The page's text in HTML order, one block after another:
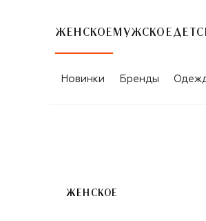
ЖЕНСКОЕ МУЖСКОЕ
КАТАЛОГ ТОВАРОВ
Новинки Бренды
ЖЕНСКОЕ